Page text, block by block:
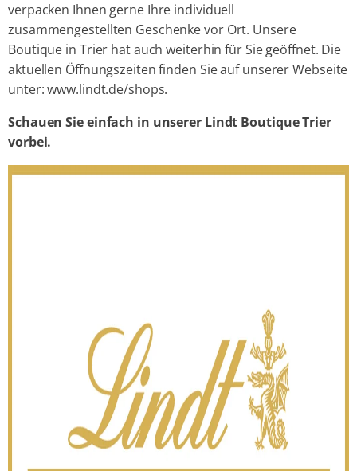
verpacken Ihnen gerne Ihre individuell
zusammengestellten Geschenke vor Ort. Unsere
Boutique in Trier hat auch weiterhin für Sie geöffnet. Die
aktuellen Öffnungszeiten finden Sie auf unserer Webseite
unter: www.lindt.de/shops.
Schauen Sie einfach in unserer Lindt Boutique Trier
vorbei.